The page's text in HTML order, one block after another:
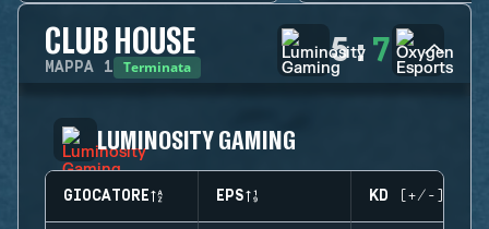
CLUB HOUSE
MAPPA 1 Terminata 5:7
LUMINOSITY GAMING
GIOCATORE EPS KD (+/-)